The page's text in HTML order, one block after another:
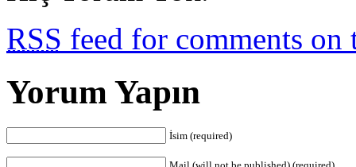
RSS feed for comments on
Yorum Yapın
İsim (required)